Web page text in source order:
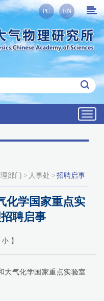
PC EN
部门 > 人事处 > 招聘启事
化学国家重点实
聘启事
小 】
大气化学国家重点实验室